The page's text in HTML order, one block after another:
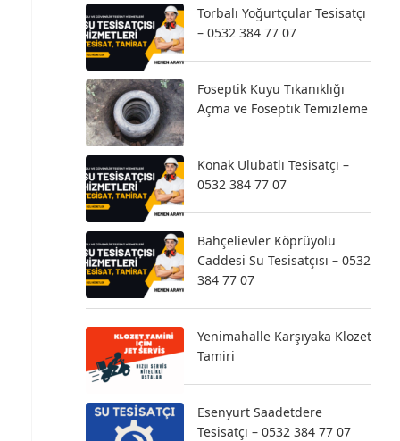
Torbalı Yoğurtçular Tesisatçı
– 0532 384 77 07
Foseptik Kuyu Tıkanıklığı
Açma ve Foseptik Temizleme
Konak Ulubatlı Tesisatçı –
0532 384 77 07
Bahçelievler Köprüyolu
Caddesi Su Tesisatçısı – 0532
384 77 07
Yenimahalle Karşıyaka Klozet
Tamiri
Esenyurt Saadetdere
Tesisatçı – 0532 384 77 07